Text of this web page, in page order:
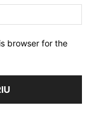
browser for the